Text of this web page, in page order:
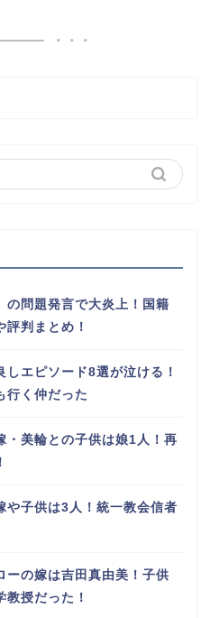
の問題発言で大炎上！国籍
評判まとめ！
エピソード8選が泣ける！
行く仲だった
・美輪との子供は娘1人！再
や子供は3人！統一教会信者
ーの嫁は吉田真由美！子供
教授だった！